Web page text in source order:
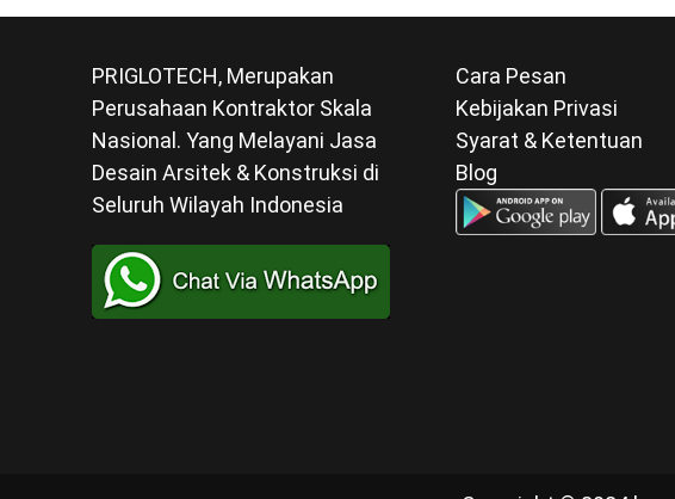
PRIGLOTECH, Merupakan
Perusahaan Kontraktor Skala
Nasional. Yang Melayani Jasa
Desain Arsitek & Konstruksi di
Seluruh Wilayah Indonesia
Cara Pesan
Kebijakan Privasi
Syarat & Ketentuan
Blog